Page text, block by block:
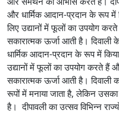
और धार्मिक आदान-प्रदान के रूप
लिए उद्यानों में फूलों का उपयोग
सकारात्मक ऊर्जा आती है।
धार्मिक आदान-प्रदान के रूप में
उद्यानों में फूलों का उपयोग करते
सकारात्मक ऊर्जा आती है। दिवाली
रूपों में मनाया जाता है, लेकिन
है। दीपावली का उत्सव विभिन्न